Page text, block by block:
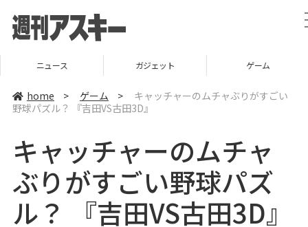
ニュース ガジェット ゲーム
home > ゲーム >
キャッチャーのムチャぶりがすごい
野球パズル？ 『吉田VS古田3D』
キャッチャーのムチャ
ぶりがすごい野球パズ
ル？ 『吉田VS古田3D』